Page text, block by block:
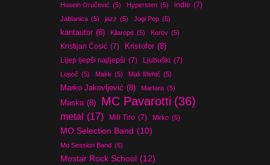
Husein Oručević (5) Hypersten (5) indie (7)
Jablanica (5) jazz (5) Jogi Pop (5)
kantautor (8) Kilarope (5) Korov (5)
Kristijan Ćosić (7) Kristofor (8)
Lijep ljepši najljepši (7) Ljubuški (7)
Lopoč (5) Makk (5) Mak Mehić (5)
Marko Jakovljević (8) Martara (5)
Maska (8) MC Pavarotti (36)
metal (17) Mili Tiro (7) Mirko (5)
MO Selection Band (10)
Mo Session Band (6)
Mostar Rock School (12)